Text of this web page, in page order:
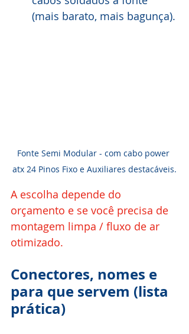
(mais barato, mais bagunça).
Fonte Semi Modular - com cabo power
atx 24 Pinos Fixo e Auxiliares destacáveis.
A escolha depende do
orçamento e se você precisa de
montagem limpa / fluxo de ar
otimizado.
Conectores, nomes e
para que servem (lista
prática)